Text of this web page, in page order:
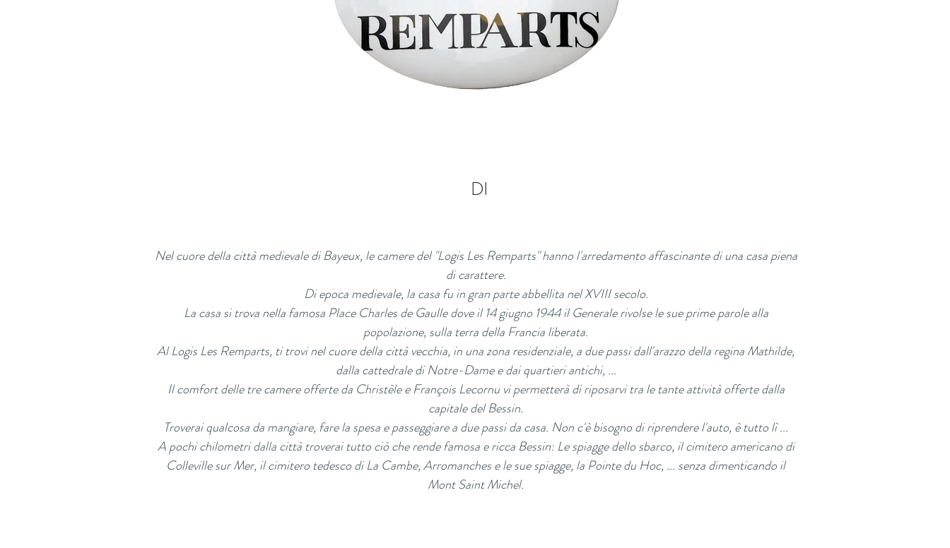
DI
Nel cuore della città medievale di Bayeux, le camere del "Logis Les Remparts" hanno l'arredamento affascinante di una casa piena
di carattere.
Di epoca medievale, la casa fu in gran parte abbellita nel XVIII secolo.
La casa si trova nella famosa Place Charles de Gaulle dove il 14 giugno 1944 il Generale rivolse le sue prime parole alla
popolazione, sulla terra della Francia liberata.
Al Logis Les Remparts, ti trovi nel cuore della città vecchia, in una zona residenziale, a due passi dall'arazzo della regina Mathilde,
dalla cattedrale di Notre-Dame e dai quartieri antichi, ...
Il comfort delle tre camere offerte da Christèle e François Lecornu vi permetterà di riposarvi tra le tante attività offerte dalla
capitale del Bessin.
Troverai qualcosa da mangiare, fare la spesa e passeggiare a due passi da casa. Non c'è bisogno di riprendere l'auto, è tutto lì ...
A pochi chilometri dalla città troverai tutto ciò che rende famosa e ricca Bessin: Le spiagge dello sbarco, il cimitero americano di
Colleville sur Mer, il cimitero tedesco di La Cambe, Arromanches e le sue spiagge, la Pointe du Hoc, ... senza dimenticando il
Mont Saint Michel.